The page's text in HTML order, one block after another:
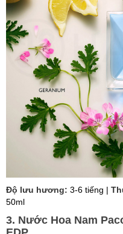
Độ lưu hương: 3-6 tiếng |
50ml
3. Nước Hoa Nam